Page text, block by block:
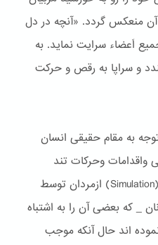
آن منعکس گردد. «آنچه در دل
اَعضاء سرايت نمايد. به
و سراپا به رقص و حركت
به مقام حقیقی انسان
واقدامات وحركات تند
فمینیستی وتقلید وشبیه سازی (Simulation) ازمردان توسط
_ كه بعضی آن را به اشتباه
اند حال آنكه موجب